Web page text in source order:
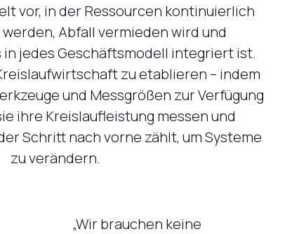
vor, in der Ressourcen kontinuierlich
Abfall vermieden wird und
jedes Geschäftsmodell integriert ist.
zu etablieren – indem
und Messgrößen zur Verfügung
ihre Kreislaufleistung messen und
Schritt nach vorne zählt, um Systeme
zu verändern.
„Wir brauchen keine